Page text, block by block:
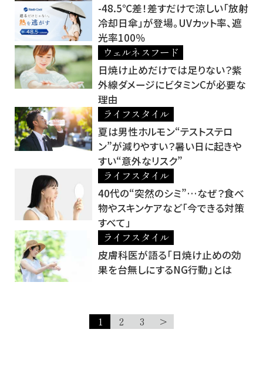
-48.5℃差！差すだけで涼しい「放射
冷却日傘」が登場。UVカット率、遮
光率100％
ウェルネスフード
日焼け止めだけでは足りない？紫
外線ダメージにビタミンCが必要な
理由
ライフスタイル
夏は男性ホルモン“テストステロ
ン”が減りやすい？暑い日に起きや
すい“意外なリスク”
ライフスタイル
40代の“突然のシミ”…なぜ？食べ
物やスキンケアなど「今できる対策
すべて」
ライフスタイル
皮膚科医が語る「日焼け止めの効
果を台無しにするNG行動」とは
1 2 3 >